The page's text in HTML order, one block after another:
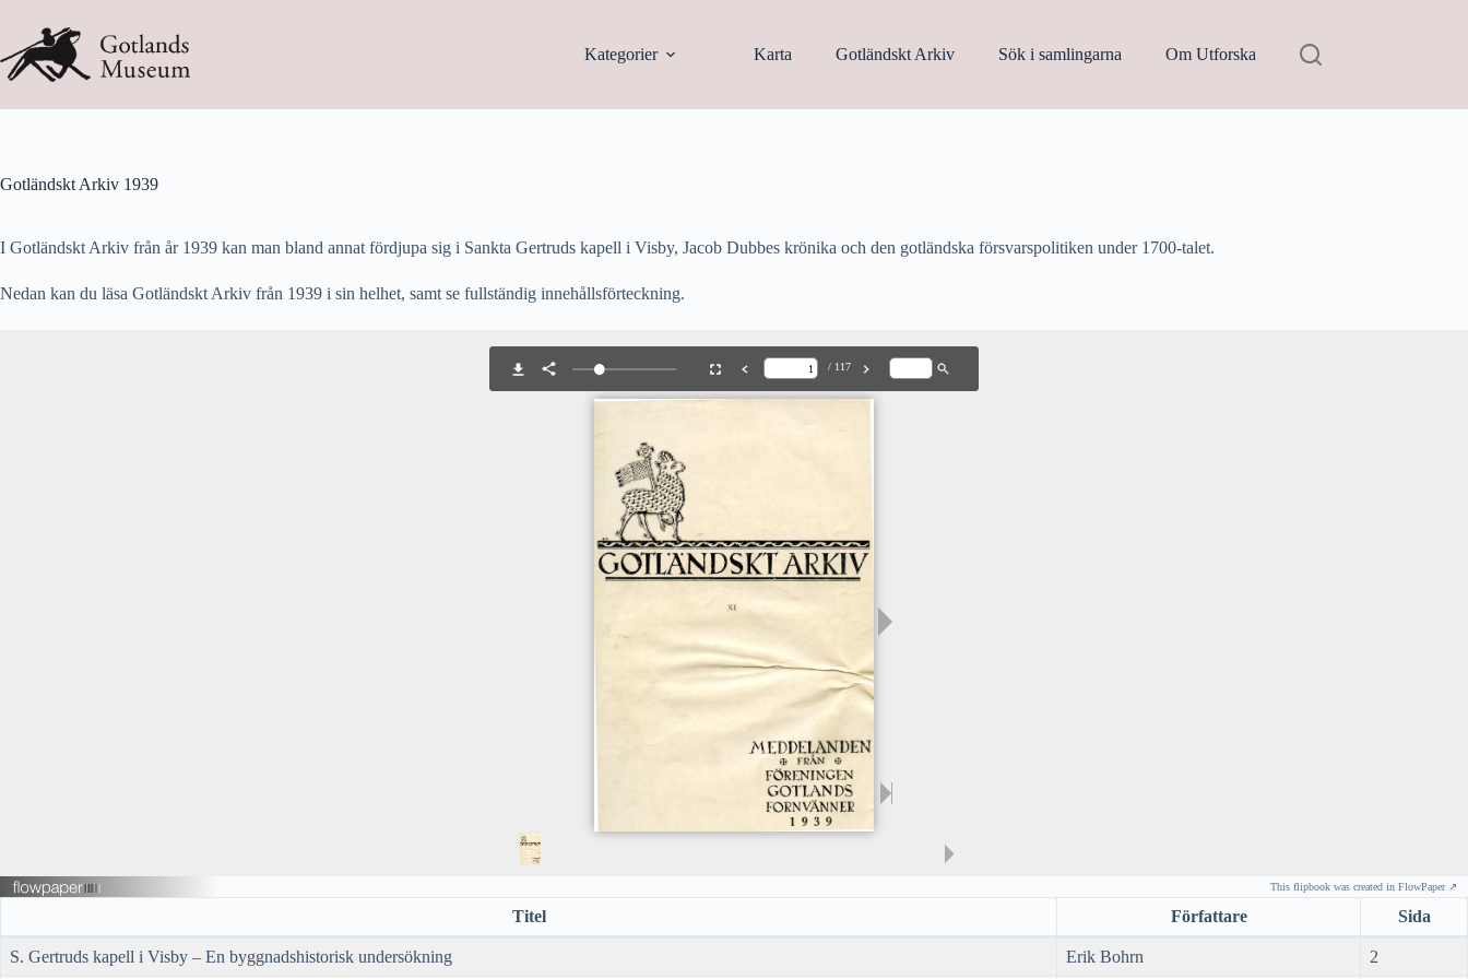
innehåll
Kategorier Karta Gotländskt Arkiv Sök i samlingarna Om Utforska
Gotländskt Arkiv 1939
I Gotländskt Arkiv från år 1939 kan man bland annat fördjupa sig i Sankta Gertruds kapell i Visby, Jacob Dubbes krönika och den gotländska försvarspolitiken under 1700-talet.
Nedan kan du läsa Gotländskt Arkiv från 1939 i sin helhet, samt se fullständig innehållsförteckning.
This flipbook was created in FlowPaper ↗
Titel Författare Sida
S. Gertruds kapell i Visby – En byggnadshistorisk undersökning Erik Bohrn 2